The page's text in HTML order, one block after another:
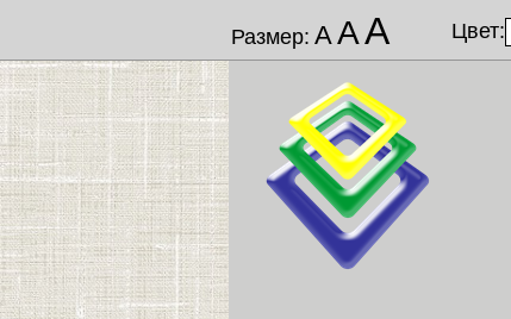
Размер: ААА Цвет: